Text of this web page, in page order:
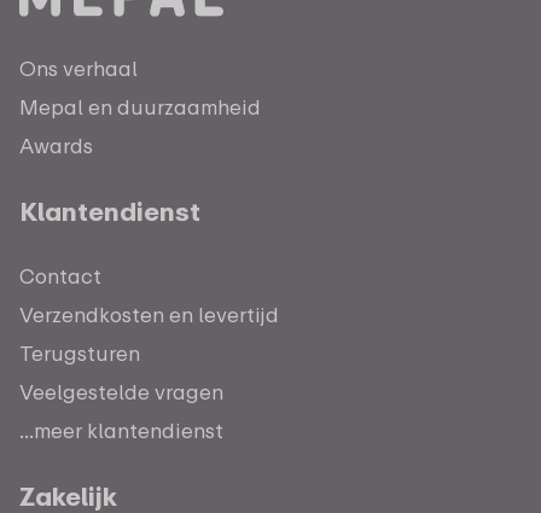
Ons verhaal
Mepal en duurzaamheid
Awards
Klantendienst
Contact
Verzendkosten en levertijd
Terugsturen
Veelgestelde vragen
...meer klantendienst
Zakelijk